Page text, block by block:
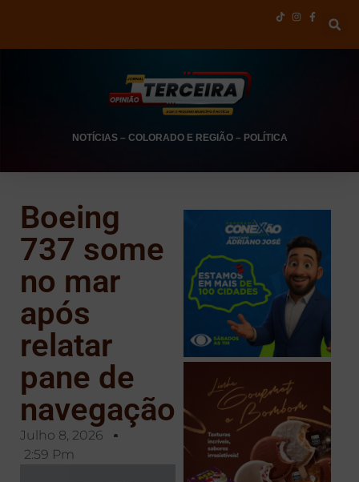
NOTÍCIAS– COLORADO E REGIÃO– POLÍTICA
Boeing
737 some
no mar
após
relatar
pane de
navegação
Julho 8, 2026
2:59 Pm